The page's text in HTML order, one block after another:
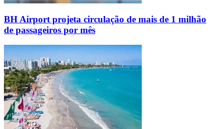
BH Airport projeta circulação de mais de 1 milhão
de passageiros por mês